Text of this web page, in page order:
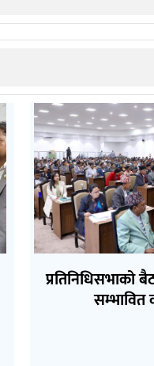
प्रतिनिधिसभाको
सम्भावित